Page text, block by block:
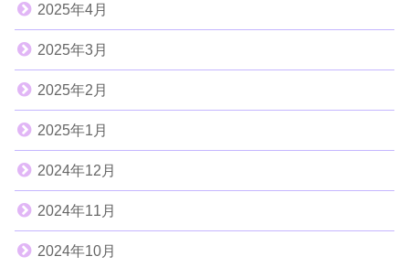
2025年4月
2025年3月
2025年2月
2025年1月
2024年12月
2024年11月
2024年10月